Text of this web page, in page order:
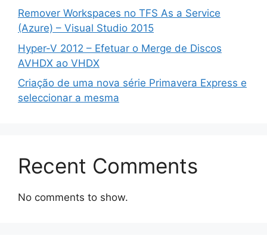
Remover Workspaces no TFS As a Service
(Azure) – Visual Studio 2015
Hyper-V 2012 – Efetuar o Merge de Discos
AVHDX ao VHDX
Criação de uma nova série Primavera Express e
seleccionar a mesma
Recent Comments
No comments to show.